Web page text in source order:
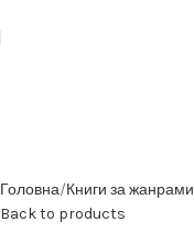
Головна Книги за жанрами
Back to products